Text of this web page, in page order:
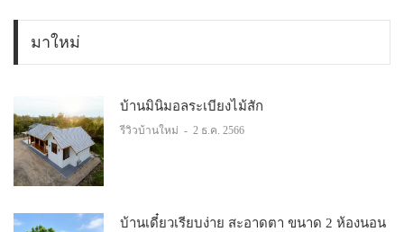
มาใหม่
บ้านมินิมอลระเบียงไม้สัก
รีวิวบ้านใหม่ - 2 ธ.ค. 2566
บ้านเดี๋ยวเรียบง่าย สะอาดตา ขนาด 2 ห้องนอน